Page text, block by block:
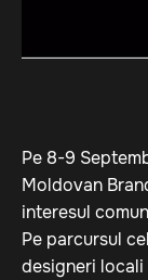
Pe 8-9
Moldovan
interesul
Pe parcursul
designeri locali